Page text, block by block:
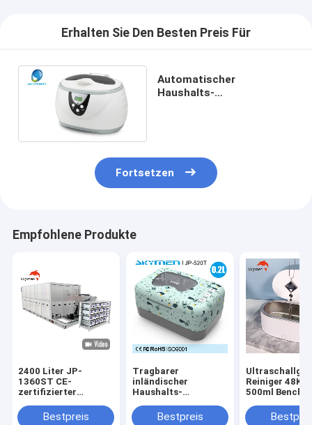
Erhalten Sie Den Besten Preis Für
Automatischer
Haushalts-
Fortsetzen
Empfohlene Produkte
2400 Liter JP-
1360ST CE-
zertifizierter
für Haushalts- und
Bestpreis
Tragbarer
inländischer
Haushalts-
Ultraschallgebiss-
Bestpreis
Reiniger
500ml